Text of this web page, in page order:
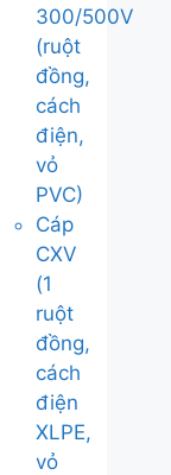
300/500V
(ruột
đồng,
cách
điện,
vỏ
PVC)
Cáp
CXV
(1
ruột
đồng,
cách
điện
XLPE,
vỏ